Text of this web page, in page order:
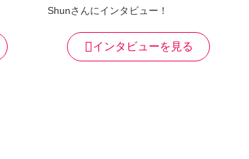
Shunさんにインタビュー！
インタビューを見る